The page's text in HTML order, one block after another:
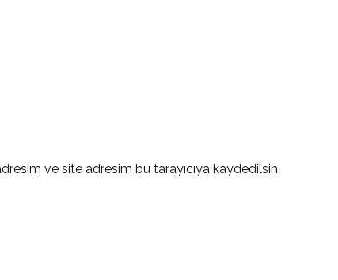
ve site adresim bu tarayıcıya kaydedilsin.